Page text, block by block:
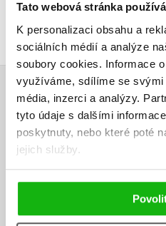
Tato webová stránka
K personalizaci obsahu a
sociálních médií a analýze
soubory cookies. Informace
využíváme, sdílíme se svými
média, inzerci a analýzy.
tyto údaje s dalšími
poskytnuty, nebo které poté
jejich služby.
DALŠÍ TITULY Z ŘADY
HODNOCENÍ ČTENÁŘŮ
V současné době nejsou
Vaše hodnocení
Uživatelskou recenzi mohou